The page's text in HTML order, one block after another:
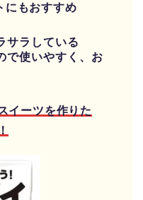
にもおすすめ
サラしている
で使いやすく、お
イーツを作りた